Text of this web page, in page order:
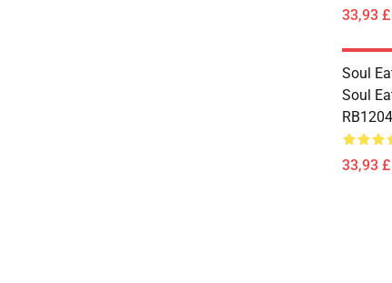
33,93
Soul
Soul
RB1204
33,93